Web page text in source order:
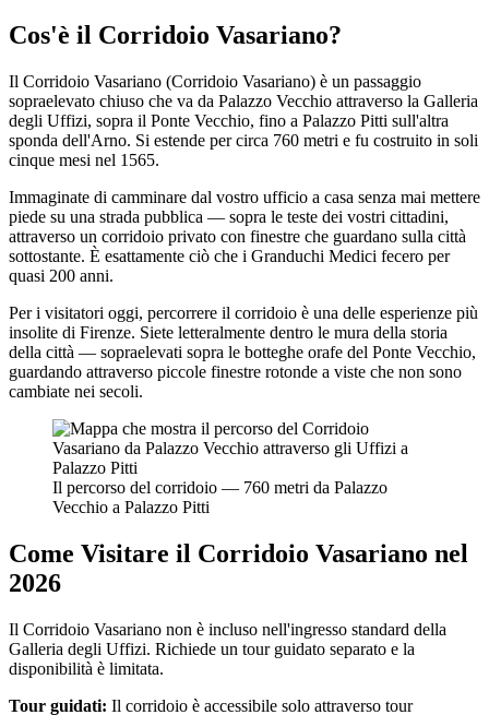
Cos'è il Corridoio Vasariano?
Il Corridoio Vasariano (Corridoio Vasariano) è un passaggio
sopraelevato chiuso che va da Palazzo Vecchio attraverso la Galleria
degli Uffizi, sopra il Ponte Vecchio, fino a Palazzo Pitti sull'altra
sponda dell'Arno. Si estende per circa 760 metri e fu costruito in soli
cinque mesi nel 1565.
Immaginate di camminare dal vostro ufficio a casa senza mai mettere
piede su una strada pubblica — sopra le teste dei vostri cittadini,
attraverso un corridoio privato con finestre che guardano sulla città
sottostante. È esattamente ciò che i Granduchi Medici fecero per
quasi 200 anni.
Per i visitatori oggi, percorrere il corridoio è una delle esperienze più
insolite di Firenze. Siete letteralmente dentro le mura della storia
della città — sopraelevati sopra le botteghe orafe del Ponte Vecchio,
guardando attraverso piccole finestre rotonde a viste che non sono
cambiate nei secoli.
Il percorso del corridoio — 760 metri da Palazzo
Vecchio a Palazzo Pitti
Come Visitare il Corridoio Vasariano nel
2026
Il Corridoio Vasariano non è incluso nell'ingresso standard della
Galleria degli Uffizi. Richiede un tour guidato separato e la
disponibilità è limitata.
Tour guidati: Il corridoio è accessibile solo attraverso tour